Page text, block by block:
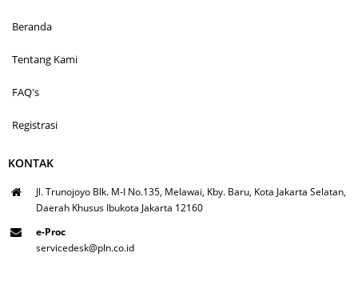
Beranda
Tentang Kami
FAQ's
Registrasi
KONTAK
Jl. Trunojoyo Blk. M-I No.135, Melawai, Kby. Baru, Kota Jakarta Selatan,
Daerah Khusus Ibukota Jakarta 12160
e-Proc
servicedesk@pln.co.id